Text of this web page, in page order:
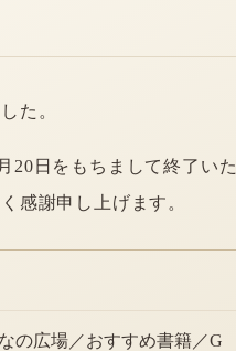
た。
20日をもちまして終了いた
感謝申し上げます。
の広場／おすすめ書籍／G